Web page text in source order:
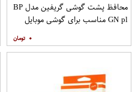
محافظ پشت گوشی گریفین مدل BP
GN pl مناسب برای گوشی موبایل
۰